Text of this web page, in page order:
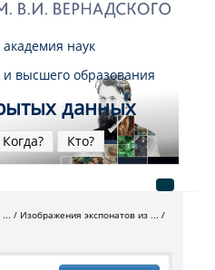
академия наук
высшего образования
данных
Когда? Кто?
...
Изображения экспонатов из ...